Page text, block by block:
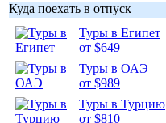
Куда поехать в отпуск
Туры в Египет
от $649
Туры в ОАЭ
от $989
Туры в Турцию
от $810